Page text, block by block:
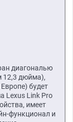
диагональю
12,3 дюйма),
будет
Lexus Link Pro
имеет
функционал и